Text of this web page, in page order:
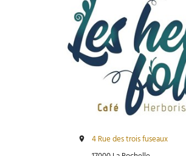
4 Rue des trois fuseaux